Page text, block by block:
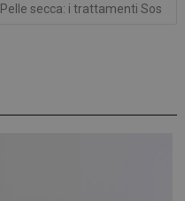
Pelle secca: i trattamenti Sos